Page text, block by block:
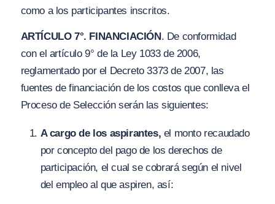
como a los participantes inscritos.
ARTÍCULO 7°. FINANCIACIÓN . De conformidad
con el artículo 9° de la Ley 1033 de 2006,
reglamentado por el Decreto 3373 de 2007, las
fuentes de financiación de los costos que conlleva el
Proceso de Selección serán las siguientes:
A cargo de los aspirantes, el monto recaudado
por concepto del pago de los derechos de
participación, el cual se cobrará según el nivel
del empleo al que aspiren, así: